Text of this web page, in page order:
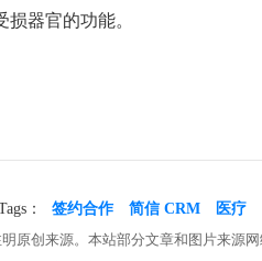
器官的功能。
： 签约合作 简信 CRM
医疗
原创来源。本站部分文章和图片来源